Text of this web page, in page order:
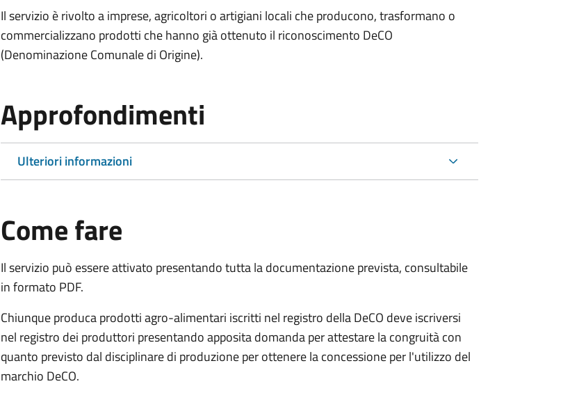
Il servizio è rivolto a imprese, agricoltori o artigiani locali che producono, trasformano o
commercializzano prodotti che hanno già ottenuto il riconoscimento DeCO
(Denominazione Comunale di Origine).
Approfondimenti
Ulteriori informazioni
Come fare
Il servizio può essere attivato presentando tutta la documentazione prevista, consultabile
in formato PDF.
Chiunque produca prodotti agro-alimentari iscritti nel registro della DeCO deve iscriversi
nel registro dei produttori presentando apposita domanda per attestare la congruità con
quanto previsto dal disciplinare di produzione per ottenere la concessione per l'utilizzo del
marchio DeCO.